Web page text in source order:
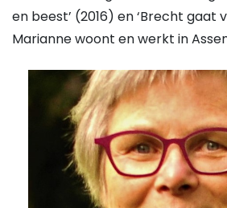
en beest’ (2016) en ‘Brecht gaat
Marianne woont en werkt in